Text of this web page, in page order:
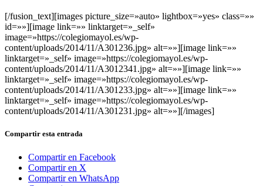
[/fusion_text][images picture_size=»auto» lightbox=»yes» class=»»
id=»»][image link=»» linktarget=»_self»
image=»https://colegiomayol.es/wp-
content/uploads/2014/11/A301236.jpg» alt=»»][image link=»»
linktarget=»_self» image=»https://colegiomayol.es/wp-
content/uploads/2014/11/A3012341.jpg» alt=»»][image link=»»
linktarget=»_self» image=»https://colegiomayol.es/wp-
content/uploads/2014/11/A301233.jpg» alt=»»][image link=»»
linktarget=»_self» image=»https://colegiomayol.es/wp-
content/uploads/2014/11/A301231.jpg» alt=»»][/images]
Compartir esta entrada
Compartir en Facebook
Compartir en X
Compartir en WhatsApp